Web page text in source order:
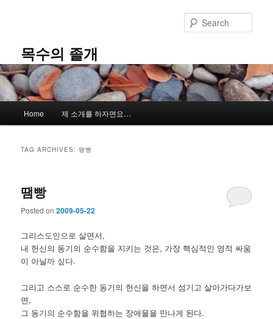
content
content목수의 졸개
Home 제 소개를 하자면요…
TAG ARCHIVES:땜빵
땜빵
Posted on2009-05-22
그리스도인으로 살면서,
내 헌신의 동기의 순수함을 지키는 것은, 가장 핵심적인 영적 싸움
이 아닐까 싶다.
그리고 스스로 순수한 동기의 헌신을 하면서 섬기고 살아가다가보
면,
그 동기의 순수함을 위협하는 장애물을 만나게 된다.